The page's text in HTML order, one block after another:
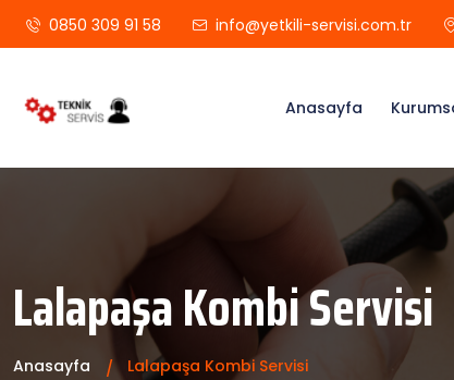
0850 309 91 58 info@yetkili-servisi.com.tr
Anasayfa
Lalapaşa Kombi Servisi
Anasayfa Lalapaşa Kombi Servisi